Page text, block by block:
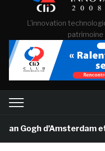
L'innovation
patrimoine
Gogh d’Amsterdam